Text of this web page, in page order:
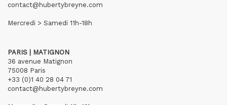
contact@hubertybreyne.com
Mercredi > Samedi 11h-18h
PARIS | MATIGNON
36 avenue Matignon
75008 Paris
+33 (0)1 40 28 04 71
contact@hubertybreyne.com